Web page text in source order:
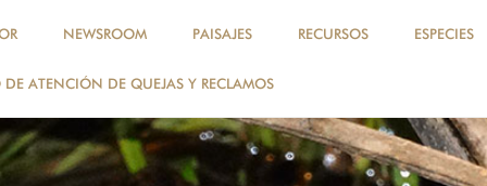
NEWSROOM PAISAJES RECURSOS ESPECIES
ATENCIÓN DE QUEJAS Y RECLAMOS